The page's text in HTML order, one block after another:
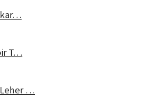
kar…
T…
Leher …